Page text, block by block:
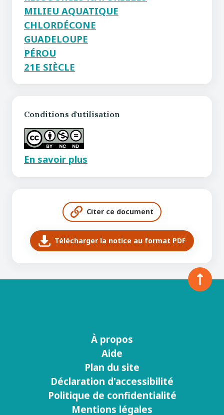
MILIEU AQUATIQUE
CHLORDÉCONE
GUADELOUPE
PÉROU
21E SIÈCLE
Conditions d'utilisation
En savoir plus
Citer ce document
Télécharger la notice au format PDF
À propos
Aide
Plan du site
Déclaration d'accessibilité
Politique de confidentialité
Mentions légales